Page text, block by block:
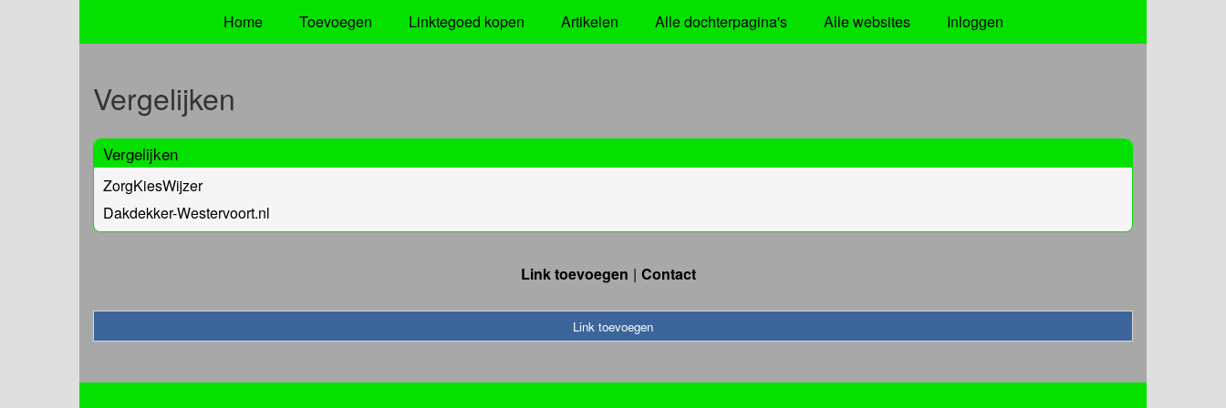
Home Toevoegen Linktegoed kopen Artikelen Alle dochterpagina's Alle websites Inloggen
Vergelijken
Vergelijken
ZorgKiesWijzer
Dakdekker-Westervoort.nl
Link toevoegen Contact
Link toevoegen